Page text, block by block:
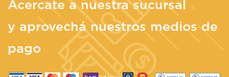
Acercate a nuestra sucursal
y aprovechá nuestros medios de
pago